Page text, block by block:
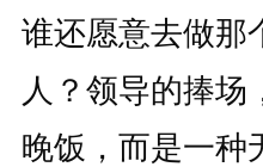
谁还愿意去做那
人？领导的捧场
晚饭，而是一种